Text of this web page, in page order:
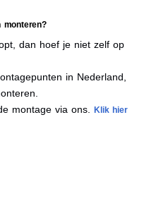
monteren?
dan hoef je niet zelf op
in Nederland,
montage via ons. Klik hier